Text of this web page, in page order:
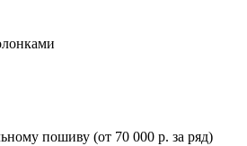
пошиву (от 70 000 р. за ряд)